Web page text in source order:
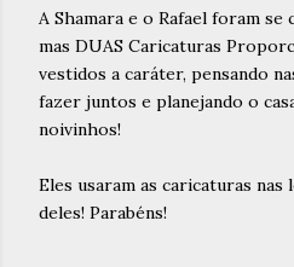
A Shamara e o Rafael foram se
mas DUAS Caricaturas
vestidos a caráter, pensando
fazer juntos e planejando o
noivinhos!
Eles usaram as caricaturas
deles! Parabéns!